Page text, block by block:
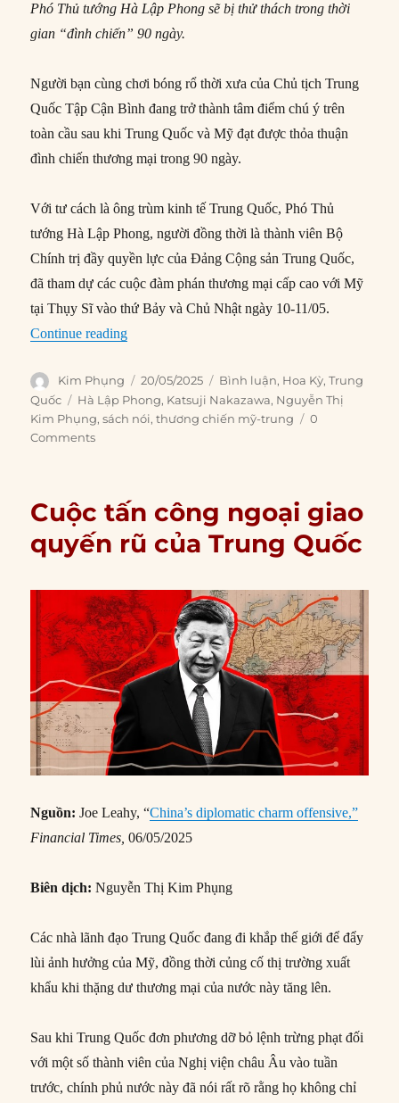
Phó Thủ tướng Hà Lập Phong sẽ bị thử thách trong thời
gian “đình chiến” 90 ngày.
Người bạn cùng chơi bóng rổ thời xưa của Chủ tịch Trung
Quốc Tập Cận Bình đang trở thành tâm điểm chú ý trên
toàn cầu sau khi Trung Quốc và Mỹ đạt được thỏa thuận
đình chiến thương mại trong 90 ngày.
Với tư cách là ông trùm kinh tế Trung Quốc, Phó Thủ
tướng Hà Lập Phong, người đồng thời là thành viên Bộ
Chính trị đầy quyền lực của Đảng Cộng sản Trung Quốc,
đã tham dự các cuộc đàm phán thương mại cấp cao với Mỹ
tại Thụy Sĩ vào thứ Bảy và Chủ Nhật ngày 10-11/05.
Continue reading“Hà Lập Phong trở thành trung tâm của đàm
Author
Kim Phụng
Posted
on
20/05/2025 Categories
Bình luận, Hoa Kỳ,Trung
Quốc
Tags
Hà Lập Phong, Katsuji Nakazawa, Nguyễn Thị
Kim Phụng,sách nói,thương chiến mỹ-trung
0
Comments
Cuộc tấn công ngoại giao
quyến rũ của Trung Quốc
Nguồn: Joe Leahy, “China’s diplomatic charm offensive,”
Financial Times, 06/05/2025
Biên dịch:Nguyễn Thị Kim Phụng
Các nhà lãnh đạo Trung Quốc đang đi khắp thế giới để đẩy
lùi ảnh hưởng của Mỹ, đồng thời củng cố thị trường xuất
khẩu khi thặng dư thương mại của nước này tăng lên.
Sau khi Trung Quốc đơn phương dỡ bỏ lệnh trừng phạt đối
với một số thành viên của Nghị viện châu Âu vào tuần
trước, chính phủ nước này đã nói rất rõ rằng họ không chỉ